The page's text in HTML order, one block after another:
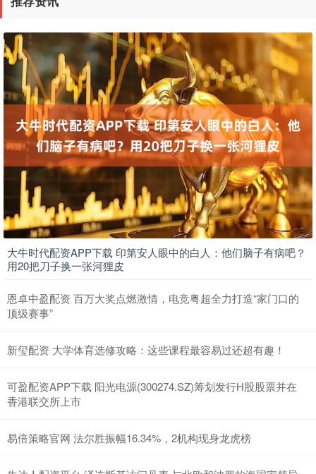
大牛时代配资APP下载 印第安人眼中的白人：他们脑子有病吧？
用20把刀子换一张河狸皮
恩卓中盈配资 百万大奖点燃激情，电竞粤超全力打造“家门口的
顶级赛事”
新玺配资 大学体育选修攻略：这些课程最容易过还超有趣！
可盈配资APP下载 阳光电源(300274.SZ)筹划发行H股股票并在
香港联交所上市
易倍策略官网 法尔胜振幅16.34%，2机构现身龙虎榜